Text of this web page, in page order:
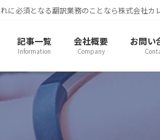
に必須となる翻訳業務のことなら株式会社カ
記事一覧
Information
会社概要
Company
お問い